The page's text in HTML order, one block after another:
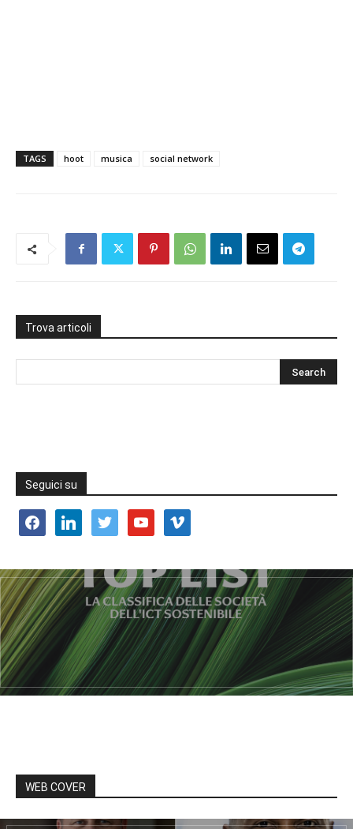
TAGS hoot musica social network
Trova articoli
Seguici su
facebooklinkedin twitter youtube vimeo
WEB COVER